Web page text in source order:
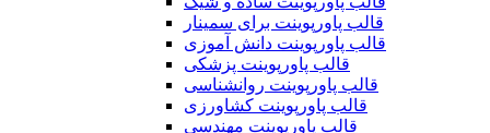
قالب پاورپوینت برای سمینار
قالب پاورپوینت دانش آموزی
قالب پاورپوینت پزشکی
قالب پاورپوینت روانشناسی
قالب پاورپوینت کشاورزی
قالب پاورپوینت مهندسی